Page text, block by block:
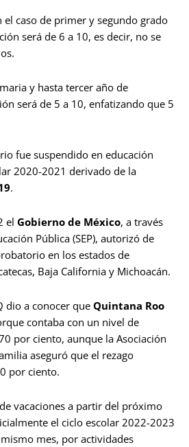
el caso de primer y segundo grado
será de 6 a 10, es decir, no se
y hasta tercer año de
será de 5 a 10, enfatizando que 5
fue suspendido en educación
2020-2021 derivado de la
.
el Gobierno de México, a través
Pública (SEP), autorizó de
en los estados de
Baja California y Michoacán.
dio a conocer que Quintana Roo
contaba con un nivel de
por ciento, aunque la Asociación
aseguró que el rezago
por ciento.
vacaciones a partir del próximo
el ciclo escolar 2022-2023
mes, por actividades